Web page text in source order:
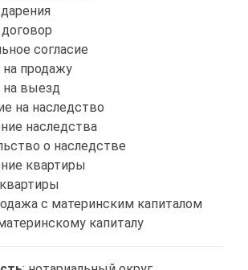
согласие
на продажу
на выезд
на наследство
наследства
о наследстве
квартиры
с материнским капиталом
капиталу